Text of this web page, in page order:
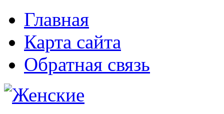
Главная
Карта сайта
Обратная связь